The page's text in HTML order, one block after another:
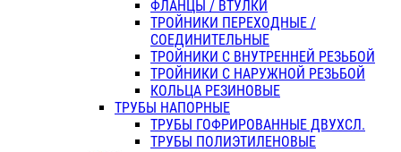
ФЛАНЦЫ / ВТУЛКИ
ТРОЙНИКИ ПЕРЕХОДНЫЕ /
СОЕДИНИТЕЛЬНЫЕ
ТРОЙНИКИ С ВНУТРЕННЕЙ РЕЗЬБОЙ
ТРОЙНИКИ С НАРУЖНОЙ РЕЗЬБОЙ
КОЛЬЦА РЕЗИНОВЫЕ
ТРУБЫ НАПОРНЫЕ
ТРУБЫ ГОФРИРОВАННЫЕ ДВУХСЛ.
ТРУБЫ ПОЛИЭТИЛЕНОВЫЕ